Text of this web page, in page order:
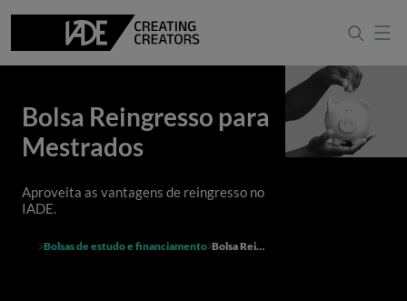
Bolsa Reingresso para
Mestrados
Aproveita as vantagens de reingresso no
IADE.
Bolsas de estudo e financiamento Bolsa Reingresso para Mestrados